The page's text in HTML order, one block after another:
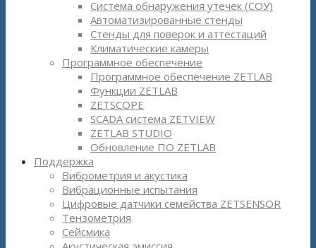
Система обнаружения утечек (СОУ)
Автоматизированные стенды
Стенды для поверок и аттестаций
Климатические камеры
Программное обеспечение
Программное обеспечение ZETLAB
Функции ZETLAB
ZETSCOPE
SCADA система ZETVIEW
ZETLAB STUDIO
Обновление ПО ZETLAB
Поддержка
Виброметрия и акустика
Вибрационные испытания
Цифровые датчики семейства ZETSENSOR
Тензометрия
Сейсмика